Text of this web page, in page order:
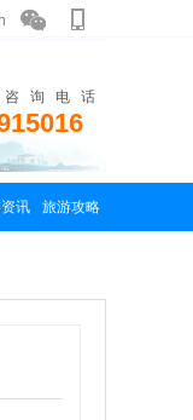
询电话
讯 旅游攻略